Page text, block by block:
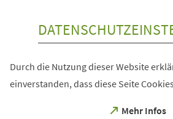
Durch die Nutzung dieser Website
einverstanden, dass diese Seite
Mehr Infos
(Öffnet